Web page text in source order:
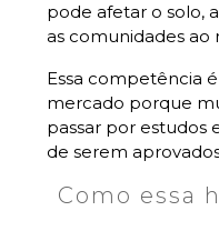
pode afetar o solo,
as comunidades ao
Essa competência
mercado porque
passar por estudos
de serem
Como essa